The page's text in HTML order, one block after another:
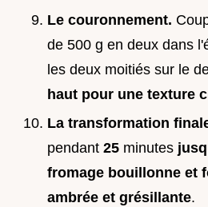
Le couronnement.
de 500 g en deux dans
les deux moitiés sur le
haut pour une texture
La transformation
pendant 25 minutes
fromage bouillonne et
ambrée et grésillante.